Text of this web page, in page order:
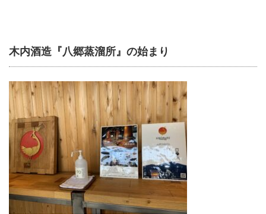
木内酒造『八郷蒸溜所』の始まり